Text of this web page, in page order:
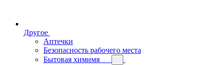
Другое
Аптечки
Безопасность рабочего места
Бытовая химимя